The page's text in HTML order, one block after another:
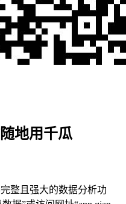
地用千瓜
整且强大的数据分析功